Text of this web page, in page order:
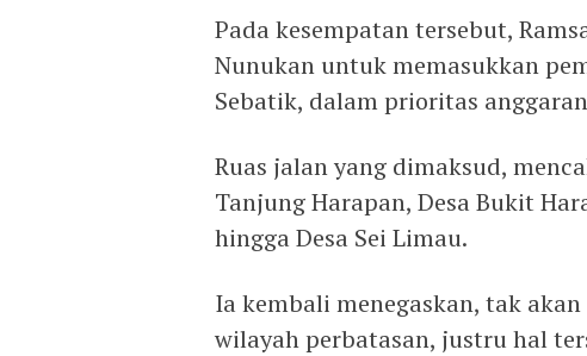
Pada kesempatan tersebut,
Nunukan untuk memasukkan
Sebatik, dalam prioritas
Ruas jalan yang dimaksud,
Tanjung Harapan, Desa Bukit
hingga Desa Sei Limau.
Ia kembali menegaskan, tak
wilayah perbatasan, justru hal